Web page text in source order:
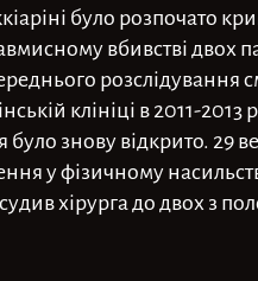
було розпочато
вбивстві двох
розслідування
клініці в 2011-
було знову відкрито. 29
у фізичному
хірурга до двох з